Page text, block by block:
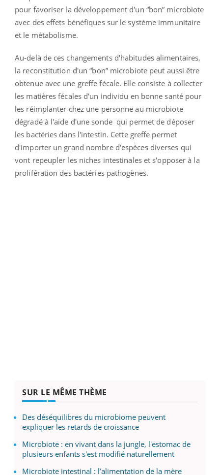
pour favoriser la développement d'un “bon” microbiote
avec des effets bénéfiques sur le système immunitaire
et le métabolisme.
Au-delà de ces changements d'habitudes alimentaires,
la reconstitution d'un “bon” microbiote peut aussi être
obtenue avec une greffe fécale. Elle consiste à collecter
les matières fécales d'un individu en bonne santé pour
les réimplanter chez une personne au microbiote
dégradé à l'aide d'une sonde qui permet de déposer
les bactéries dans l'intestin. Cette greffe permet
d'importer un grand nombre d'espèces diverses qui
vont repeupler les niches intestinales et s'opposer à la
prolifération des bactéries pathogènes.
SUR LE MÊME THÈME
Des déséquilibres du microbiome peuvent
expliquer les retards de croissance
Microbiote : en vivant dans la jungle, l'estomac de
plusieurs enfants s'est modifié naturellement
Microbiote intestinal : l’alimentation de la mère